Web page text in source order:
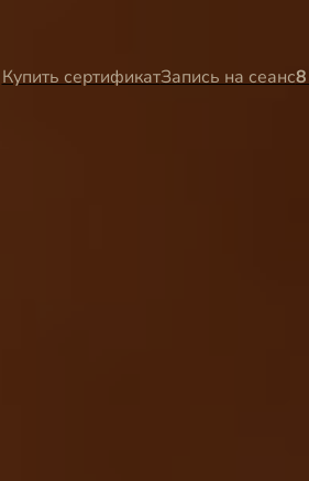
Купить сертификатЗапись на сеанс